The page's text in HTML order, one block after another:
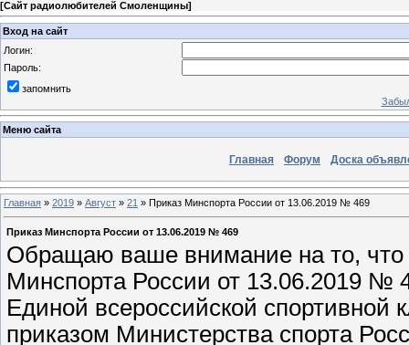
[Сайт радиолюбителей Смоленщины]
Вход на сайт
Логин:
Пароль:
запомнить
Меню сайта
Главная Форум Доска
Главная » 2019 » Август » 21 » Приказ Минспорта России от 13.06.2019 № 469
Приказ Минспорта России от 13.06.2019 № 469
Обращаю ваше внимание на то, что
Минспорта России от 13.06.2019 №
Единой всероссийской спортивной
приказом Министерства спорта